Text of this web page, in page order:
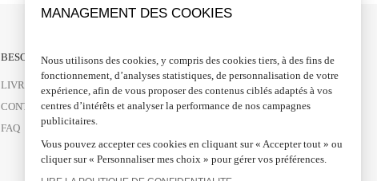
BESOIN D'AIDE ?
LIVRAISONS ET RETOURS
CONTACTEZ-NOUS
FAQ
SUIVEZ-NOUS
FACEBOOK
INSTAGRAM
LINKEDIN
MANAGEMENT DES COOKIES
Nous utilisons des cookies, y compris des cookies tiers, à des fins de
fonctionnement, d’analyses statistiques, de personnalisation de votre
expérience, afin de vous proposer des contenus ciblés adaptés à vos
centres d’intérêts et analyser la performance de nos campagnes
publicitaires.
Vous pouvez accepter ces cookies en cliquant sur « Accepter tout » ou
cliquer sur « Personnaliser mes choix » pour gérer vos préférences.